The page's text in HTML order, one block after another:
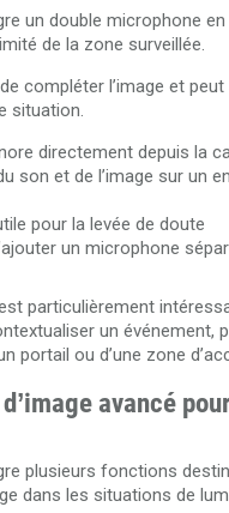
un double microphone
de la zone surveillée.
compléter l’image et
situation.
directement depuis la
son et de l’image sur un
pour la levée de doute
un microphone
particulièrement
un événement,
portail ou d’une zone
avancé
plusieurs fonctions
dans les situations de